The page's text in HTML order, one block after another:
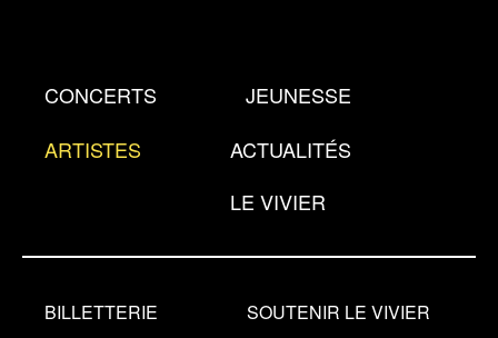
principalCONCERTS
JEUNESSE
ARTISTES
ACTUALITÉS
LE VIVIER
BILLETTERIE
SOUTENIR LE VIVIER